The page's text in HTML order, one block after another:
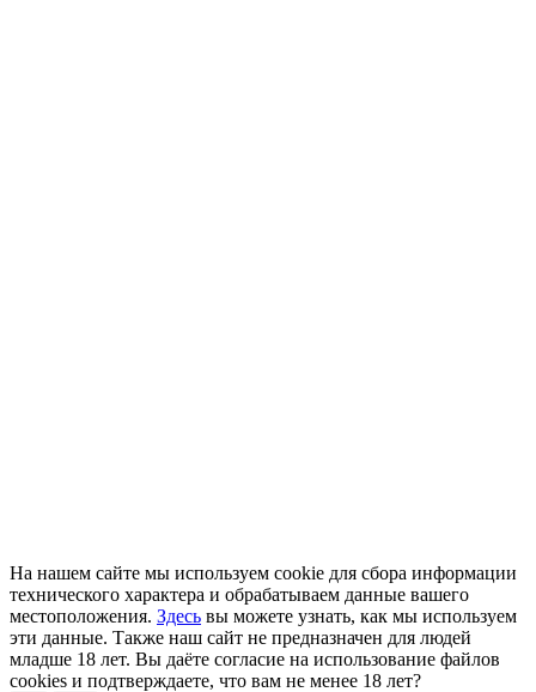
На нашем сайте мы используем cookie для сбора информации
технического характера и обрабатываем данные вашего
местоположения. Здесь вы можете узнать, как мы используем
эти данные. Также наш сайт не предназначен для людей
младше 18 лет. Вы даёте согласие на использование файлов
cookies и подтверждаете, что вам не менее 18 лет?